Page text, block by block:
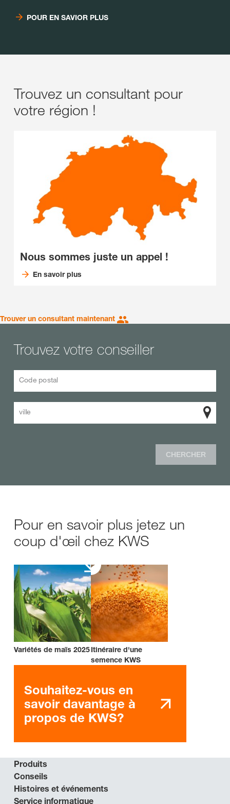
POUR EN SAVIOR PLUS
Trouvez un consultant pour
votre région !
Nous sommes juste un appel !
En savoir plus
Trouver un consultant maintenant
Trouvez votre conseiller
Code postal
ville
CHERCHER
Pour en savoir plus jetez un
coup d'œil chez KWS
Variétés de maïs 2025Itinéraire d'une
semence KWS
Souhaitez-vous en
savoir davantage à
propos de KWS?
Produits
Conseils
Histoires et événements
Service informatique